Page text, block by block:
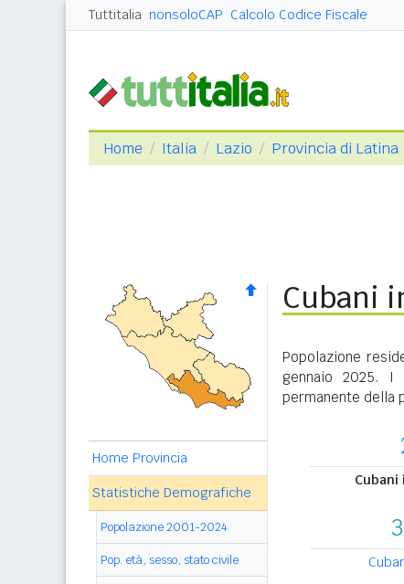
Tuttitalia nonsoloCAP Calcolo Codice Fiscale
Home Italia Lazio Provincia di Latina
Home Provincia
Statistiche Demografiche
Popolazione 2001-2024
Pop. età, sesso, stato civile
Cubani
Popolazione
gennaio 2025. I
permanente della
Cubani